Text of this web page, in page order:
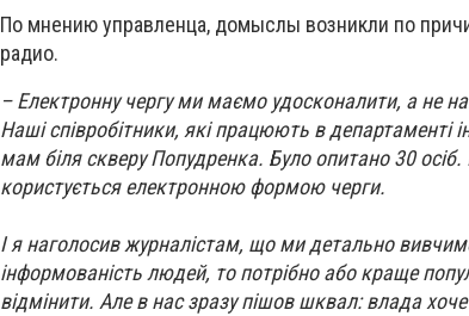
По мнению управленца, домыслы возникли по
радио.
– Електронну чергу ми маємо удосконалити, а не
Наші співробітники, які працюють в департаменті
мам біля скверу Попудренка. Було опитано 30
користується електронною формою черги.
І я наголосив журналістам, що ми детально
інформованість людей, то потрібно або краще
відмінити. Але в нас зразу пішов шквал: влада